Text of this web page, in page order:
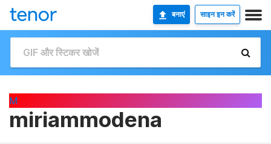
बनाएं साइन इन करें
M
miriammodena